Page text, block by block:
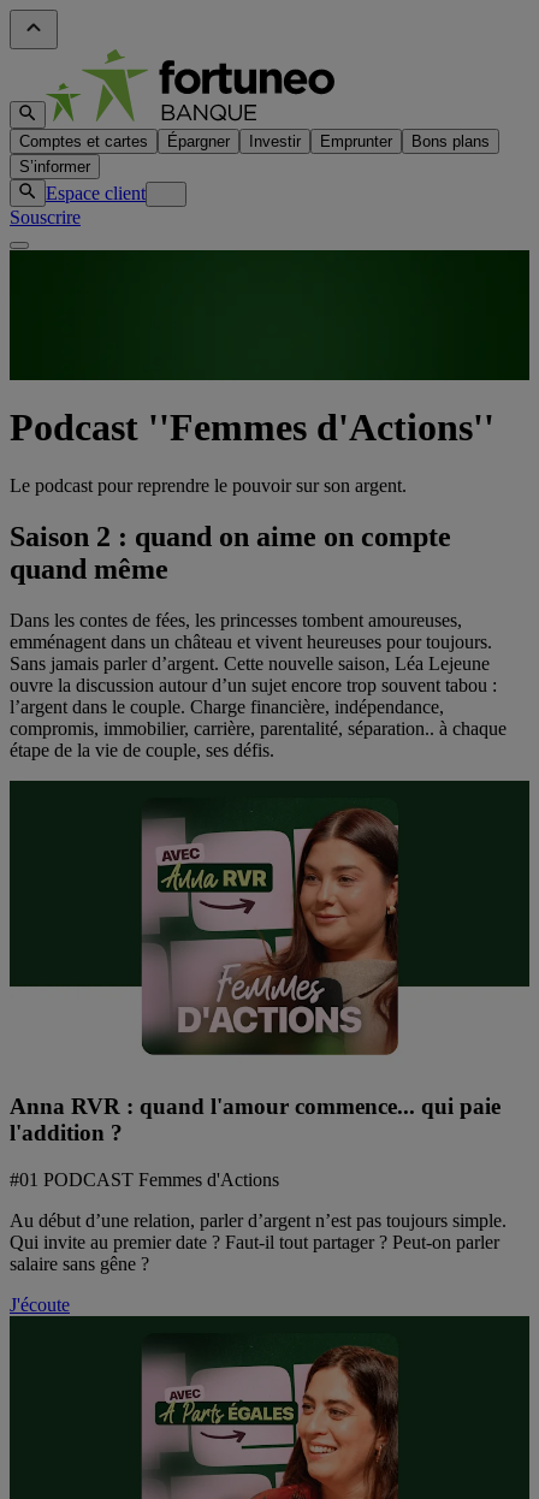
Comptes et cartes Épargner Investir Emprunter
Bons plans
S’informer
Espace client
Souscrire
Podcast ''Femmes d'Actions''
Le podcast pour reprendre le pouvoir sur son argent.
Saison 2 : quand on aime on compte
quand même
Dans les contes de fées, les princesses tombent amoureuses,
emménagent dans un château et vivent heureuses pour toujours.
Sans jamais parler d’argent. Cette nouvelle saison, Léa Lejeune
ouvre la discussion autour d’un sujet encore trop souvent tabou :
l’argent dans le couple. Charge financière, indépendance,
compromis, immobilier, carrière, parentalité, séparation.. à chaque
étape de la vie de couple, ses défis.
Anna RVR : quand l'amour commence... qui paie
l'addition ?
#01 PODCAST Femmes d'Actions
Au début d’une relation, parler d’argent n’est pas toujours simple.
Qui invite au premier date ? Faut-il tout partager ? Peut-on parler
salaire sans gêne ?
J'écoute